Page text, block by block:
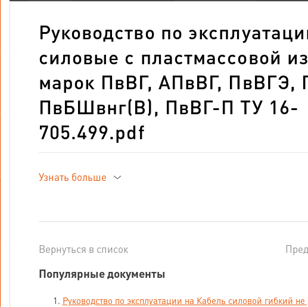
Руководство по
силовые с пластмассовой
марок ПвВГ, АПвВГ,
ПвБШвнг(В), ПвВГ-П ТУ 16-
705.499.pdf
Руководство по эксплуатации
кВ
Узнать больше
Вернуться в список
Популярные документы
Руководство по эксплуатации на Кабель силовой гибкий